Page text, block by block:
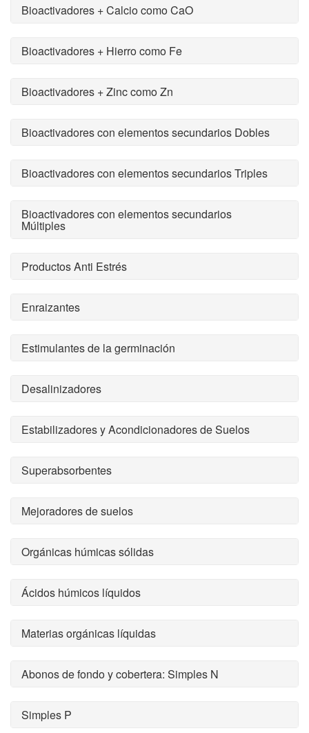
Bioactivadores + Calcio como CaO
Bioactivadores + Hierro como Fe
Bioactivadores + Zinc como Zn
Bioactivadores con elementos secundarios Dobles
Bioactivadores con elementos secundarios Triples
Bioactivadores con elementos secundarios
Múltiples
Productos Anti Estrés
Enraizantes
Estimulantes de la germinación
Desalinizadores
Estabilizadores y Acondicionadores de Suelos
Superabsorbentes
Mejoradores de suelos
Orgánicas húmicas sólidas
Ácidos húmicos líquidos
Materias orgánicas líquidas
Abonos de fondo y cobertera: Simples N
Simples P